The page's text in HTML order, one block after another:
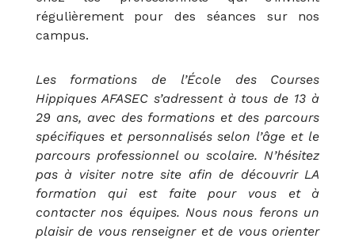
régulièrement pour des séances sur nos
campus.
Les formations de l’École des Courses
Hippiques AFASEC s’adressent à tous de 13 à
29 ans, avec des formations et des parcours
spécifiques et personnalisés selon l’âge et le
parcours professionnel ou scolaire. N’hésitez
pas à visiter notre site afin de découvrir LA
formation qui est faite pour vous et à
contacter nos équipes. Nous nous ferons un
plaisir de vous renseigner et de vous orienter